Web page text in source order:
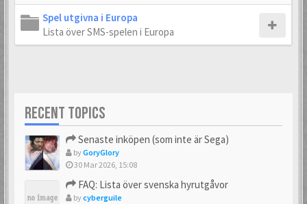
Spel utgivna i Europa
Lista över SMS-spelen i Europa
RECENT TOPICS
Senaste inköpen (som inte är Sega)
byGoryGlory
30 Mar 2026, 15:08
FAQ: Lista över svenska hyrutgåvor
bycyberguile